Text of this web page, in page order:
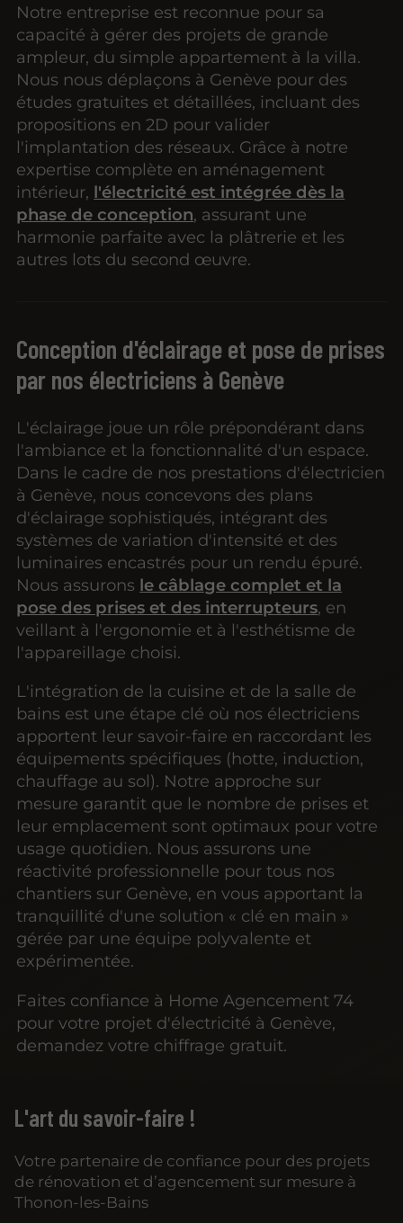
Notre entreprise est reconnue pour sa
capacité à gérer des projets de grande
ampleur, du simple appartement à la villa.
Nous nous déplaçons à Genève pour des
études gratuites et détaillées, incluant des
propositions en 2D pour valider
l'implantation des réseaux. Grâce à notre
expertise complète en aménagement
intérieur, l'électricité est intégrée dès la
phase de conception, assurant une
harmonie parfaite avec la plâtrerie et les
autres lots du second œuvre.
Conception d'éclairage et pose de prises
par nos électriciens à Genève
L'éclairage joue un rôle prépondérant dans
l'ambiance et la fonctionnalité d'un espace.
Dans le cadre de nos prestations d'électricien
à Genève, nous concevons des plans
d'éclairage sophistiqués, intégrant des
systèmes de variation d'intensité et des
luminaires encastrés pour un rendu épuré.
Nous assurons le câblage complet et la
pose des prises et des interrupteurs, en
veillant à l'ergonomie et à l'esthétisme de
l'appareillage choisi.
L'intégration de la cuisine et de la salle de
bains est une étape clé où nos électriciens
apportent leur savoir-faire en raccordant les
équipements spécifiques (hotte, induction,
chauffage au sol). Notre approche sur
mesure garantit que le nombre de prises et
leur emplacement sont optimaux pour votre
usage quotidien. Nous assurons une
réactivité professionnelle pour tous nos
chantiers sur Genève, en vous apportant la
tranquillité d'une solution « clé en main »
gérée par une équipe polyvalente et
expérimentée.
Faites confiance à Home Agencement 74
pour votre projet d'électricité à Genève,
demandez votre chiffrage gratuit.
L'art du savoir-faire !
Votre partenaire de confiance pour des projets
de rénovation et d’agencement sur mesure à
Thonon-les-Bains